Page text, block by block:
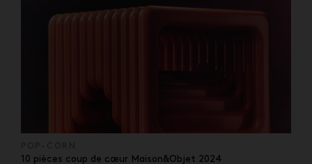
10 pièces coup de cœur Maison&Objet 2024